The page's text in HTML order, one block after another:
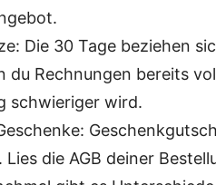
Die 30 Tage beziehen
du Rechnungen bereits
schwieriger wird.
Lies die AGB deiner